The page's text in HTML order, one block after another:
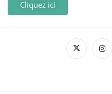
Cliquez ici